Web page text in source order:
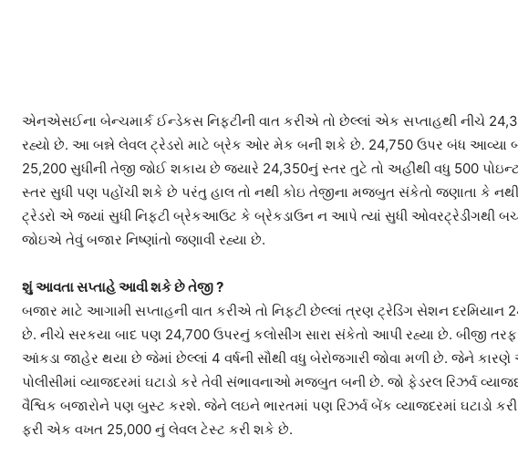
એનએસઈના બેન્ચમાર્ક ઈન્ડેકસ નિફટીની વાત કરીએ તો છેલ્લાં એક સપ્તાહથી નીચે
રહ્યો છે. આ બન્ને લેવલ ટ્રેડરો માટે બ્રેક ઓર મેક બની શકે છે. 24,750 ઉપર બંધ આવ્યા
25,200 સુધીની તેજી જોઈ શકાય છે જ્યારે 24,350નું સ્તર તુટે તો અહીંથી વધુ 500
સ્તર સુધી પણ પહોંચી શકે છે પરંતુ હાલ તો નથી કોઇ તેજીના મજબુત સંકેતો જણાતા કે નથી
ટ્રેડરો એ જ્યાં સુધી નિફટી બ્રેકઆઉટ કે બ્રેકડાઉન ન આપે ત્યાં સુધી ઓવરટ્રેડીંગથી
જોઇએ તેવું બજાર નિષ્ણાંતો જણાવી રહ્યા છે.
શું આવતા સપ્તાહે આવી શકે છે તેજી ?
બજાર માટે આગામી સપ્તાહની વાત કરીએ તો નિફટી છેલ્લાં ત્રણ ટ્રેડિંગ સેશન
છે. નીચે સરકયા બાદ પણ 24,700 ઉપરનું કલોસીંગ સારા સંકેતો આપી રહ્યા છે. બીજી તરફ
આંકડા જાહેર થયા છે જેમાં છેલ્લાં 4 વર્ષની સૌથી વધુ બેરોજગારી જોવા મળી છે. જેને કારણે
પોલીસીમાં વ્યાજદરમાં ઘટાડો કરે તેવી સંભાવનાઓ મજબુત બની છે. જો ફેડરલ રિઝર્વ
વૈશ્વિક બજારોને પણ બુસ્ટ કરશે. જેને લઇને ભારતમાં પણ રિઝર્વ બેંક વ્યાજદરમાં ઘટાડો
ફરી એક વખત 25,000 નું લેવલ ટેસ્ટ કરી શકે છે.